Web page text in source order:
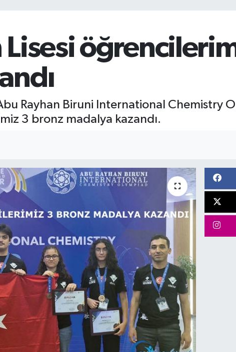
Lisesi
Rayhan Biruni International Chemistry
3 bronz madalya kazandı.